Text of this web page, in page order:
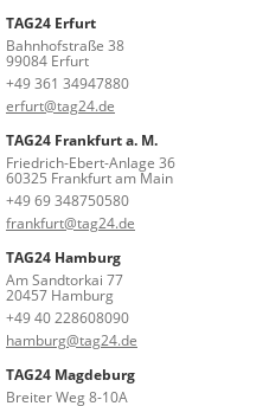
TAG24 Erfurt
Bahnhofstraße 38
99084 Erfurt
+49 361 34947880
erfurt@tag24.de
TAG24 Frankfurt a. M.
Friedrich-Ebert-Anlage 36
60325 Frankfurt am Main
+49 69 348750580
frankfurt@tag24.de
TAG24 Hamburg
Am Sandtorkai 77
20457 Hamburg
+49 40 228608090
hamburg@tag24.de
TAG24 Magdeburg
Breiter Weg 8-10A